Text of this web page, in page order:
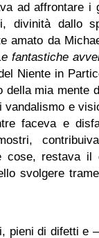
ad affrontare i
divinità dallo
amato da
fantastiche
Niente in
della mia mente
e
faceva e
cose, restava il
svolgere
pieni di difetti e